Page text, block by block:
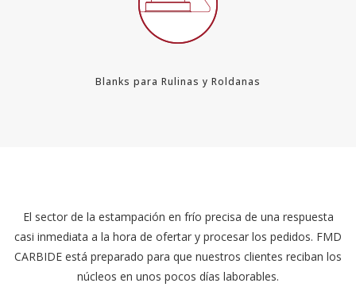
Blanks para Rulinas y Roldanas
El sector de la estampación en frío precisa de una respuesta
casi inmediata a la hora de ofertar y procesar los pedidos. FMD
CARBIDE está preparado para que nuestros clientes reciban los
núcleos en unos pocos días laborables.